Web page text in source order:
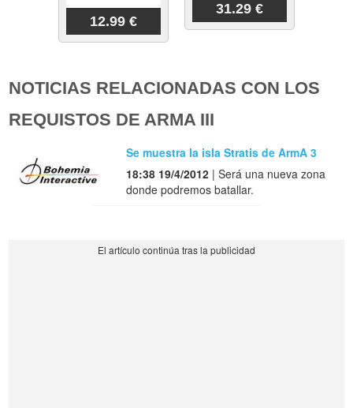
12.99 €
31.29 €
NOTICIAS RELACIONADAS CON LOS
REQUISTOS DE ARMA III
Se muestra la isla Stratis de ArmA 3
18:38 19/4/2012 | Será una nueva zona
donde podremos batallar.